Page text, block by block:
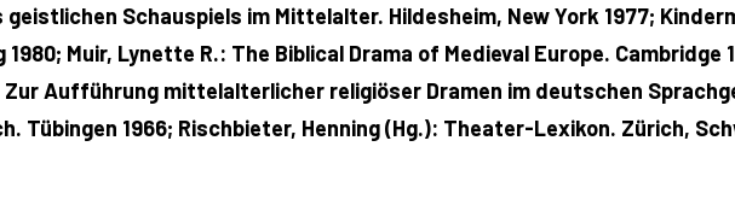
Schauspiels im Mittelalter. Hildesheim, New York 1977;
Muir, Lynette R.: The Biblical Drama of Medieval Europe. Cambridge
Aufführung mittelalterlicher religiöser Dramen im deutschen
Tübingen 1966; Rischbieter, Henning (Hg.): Theater-Lexikon. Zürich,